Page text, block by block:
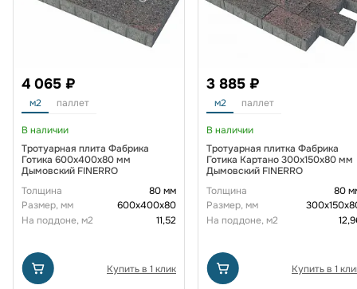
4 065 ₽
м2 паллет
В наличии
Тротуарная плита Фабрика
Готика 600х400х80 мм
Дымовский FINERRO
Толщина
80 мм
Размер, мм
600х400х80
На поддоне, м2
11,52
Купить в 1 клик
3 885 ₽
м2 паллет
В наличии
Тротуарная плитка Фабрика
Готика Картано 300х150х80 мм
Дымовский FINERRO
Толщина
80
Размер, мм
На поддоне, м2
Купить в 1